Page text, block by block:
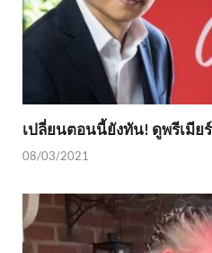
เปลี่ยนตอนนี้ยังทัน! ดูพรีเมีย
08/03/2021